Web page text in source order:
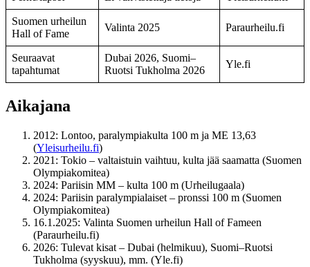
Suomen urheilun
Hall of Fame
Valinta 2025 Paraurheilu.fi
Seuraavat
tapahtumat
Dubai 2026, Suomi–
Ruotsi Tukholma 2026
Yle.fi
Aikajana
2012: Lontoo, paralympiakulta 100 m ja ME 13,63
(Yleisurheilu.fi)
2021: Tokio – valtaistuin vaihtuu, kulta jää saamatta (Suomen
Olympiakomitea)
2024: Pariisin MM – kulta 100 m (Urheilugaala)
2024: Pariisin paralympialaiset – pronssi 100 m (Suomen
Olympiakomitea)
16.1.2025: Valinta Suomen urheilun Hall of Fameen
(Paraurheilu.fi)
2026: Tulevat kisat – Dubai (helmikuu), Suomi–Ruotsi
Tukholma (syyskuu), mm. (Yle.fi)